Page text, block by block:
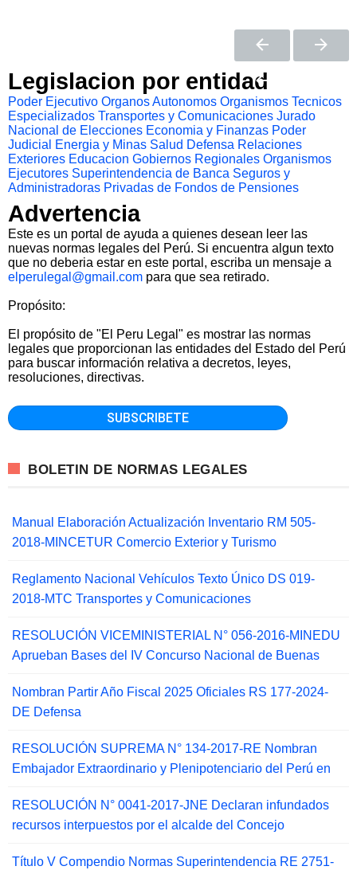
Legislacion por entidad
Poder Ejecutivo Organos Autonomos Organismos Tecnicos
Especializados Transportes y Comunicaciones Jurado
Nacional de Elecciones Economia y Finanzas Poder
Judicial
Energia y Minas Salud Defensa Relaciones
Exteriores Educacion Gobiernos Regionales Organismos
Ejecutores Superintendencia de Banca Seguros y
Administradoras Privadas de Fondos de Pensiones
Advertencia
Este es un portal de ayuda a quienes desean leer las
nuevas normas legales del Perú. Si encuentra algun texto
que no deberia estar en este portal, escriba un mensaje a
elperulegal@gmail.com para que sea retirado.
Propósito:
El propósito de "El Peru Legal" es mostrar las normas
legales que proporcionan las entidades del Estado del Perú
para buscar información relativa a decretos, leyes,
resoluciones, directivas.
BOLETIN DE NORMAS LEGALES
Manual Elaboración Actualización Inventario RM 505-
2018-MINCETUR Comercio Exterior y Turismo
Reglamento Nacional Vehículos Texto Único DS 019-
2018-MTC Transportes y Comunicaciones
RESOLUCIÓN VICEMINISTERIAL N° 056-2016-MINEDU
Aprueban Bases del IV Concurso Nacional de Buenas
Nombran Partir Año Fiscal 2025 Oficiales RS 177-2024-
DE Defensa
RESOLUCIÓN SUPREMA N° 134-2017-RE Nombran
Embajador Extraordinario y Plenipotenciario del Perú en
RESOLUCIÓN N° 0041-2017-JNE Declaran infundados
recursos interpuestos por el alcalde del Concejo
Título V Compendio Normas Superintendencia RE 2751-